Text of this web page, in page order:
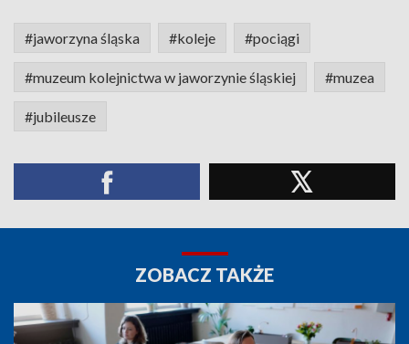
#jaworzyna śląska #koleje #pociągi
#muzeum kolejnictwa w jaworzynie śląskiej #muzea
#jubileusze
ZOBACZ TAKŻE